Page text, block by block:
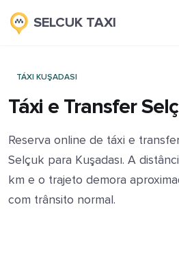
SELCUK TAXI
TÁXI KUŞADASI
Táxi e Transfer
Reserva online de táxi e
Selçuk para Kuşadası. A
km e o trajeto demora
com trânsito normal.